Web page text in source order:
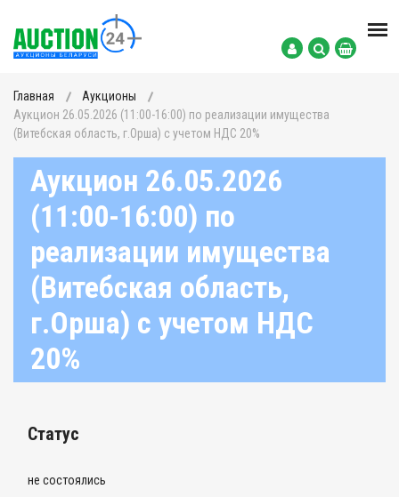
Главная
Аукционы
Аукцион 26.05.2026 (11:00-16:00) по реализации имущества
(Витебская область, г.Орша) с учетом НДС 20%
Аукцион 26.05.2026
(11:00-16:00) по
реализации имущества
(Витебская область,
г.Орша) с учетом НДС
20%
Статус
не состоялись